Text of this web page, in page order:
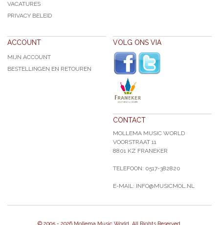
VACATURES
PRIVACY BELEID
ACCOUNT
MIJN ACCOUNT
BESTELLINGEN EN RETOUREN
VOLG ONS VIA
CONTACT
MOLLEMA MUSIC WORLD
VOORSTRAAT 11
8801 KZ FRANEKER
TELEFOON: 0517-382820
E-MAIL: INFO@MUSICMOL.NL